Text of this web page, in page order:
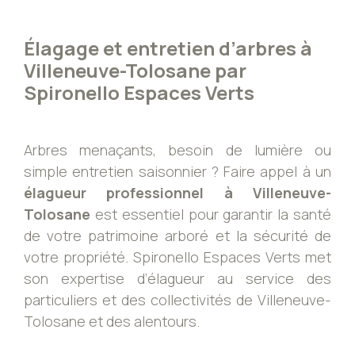
Élagage et entretien d’arbres à
Villeneuve-Tolosane par
Spironello Espaces Verts
Arbres menaçants, besoin de lumière ou
simple entretien saisonnier ? Faire appel à un
élagueur professionnel à Villeneuve-
Tolosane est essentiel pour garantir la santé
de votre patrimoine arboré et la sécurité de
votre propriété. Spironello Espaces Verts met
son expertise d’élagueur au service des
particuliers et des collectivités de Villeneuve-
Tolosane et des alentours.